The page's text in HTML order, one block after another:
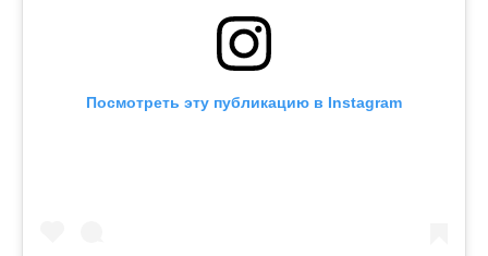
Посмотреть эту публикацию в Instagram